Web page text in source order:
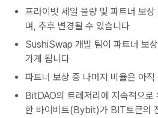
프라이빗 세일 물량 및 파트너 보상
며, 추후 변경될 수 있습니다
SushiSwap 개발 팀이 파트너 보
가게 됩니다
파트너 보상 중 나머지 비율은 아
BitDAO의 트레저리에 지속적으로
한 바이비트(Bybit)가 BIT토큰의